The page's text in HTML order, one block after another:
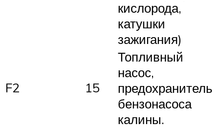
кислорода,
катушки
зажигания)
F2 15
Топливный
насос,
предохранитель
бензонасоса
калины.